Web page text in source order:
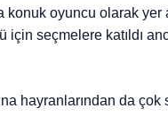
konuk oyuncu olarak yer
için seçmelere katıldı
hayranlarından da